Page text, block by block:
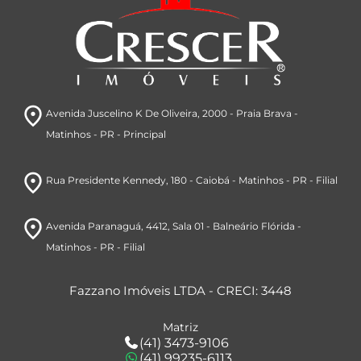
room Avenida Juscelino K De Oliveira, 2000- Praia Brava -
Matinhos- PR - Principal
room Rua Presidente Kennedy, 180- Caiobá - Matinhos- PR - Filial
room Avenida Paranaguá, 4412, Sala 01 - Balneário Flórida -
Matinhos- PR - Filial
Fazzano Imóveis LTDA - CRECI: 3448
Matriz
(41) 3473-9106